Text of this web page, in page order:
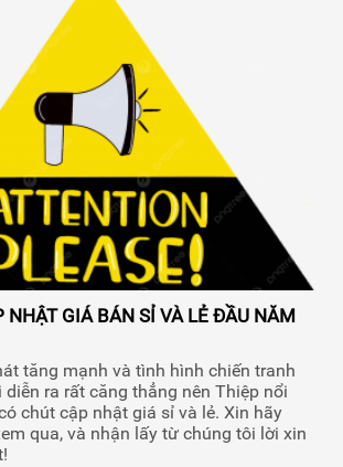
NHẬT GIÁ BÁN SỈ VÀ LẺ ĐẦU NĂM
tăng mạnh và tình hình chiến tranh
ra rất căng thẳng nên Thiệp nổi
chút cập nhật giá sỉ và lẻ. Xin hãy
qua, và nhận lấy từ chúng tôi lời xin